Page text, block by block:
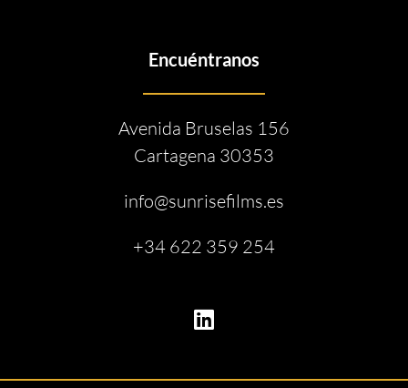
Encuéntranos
Avenida Bruselas 156
Cartagena 30353
info@sunrisefilms.es
+34 622 359 254